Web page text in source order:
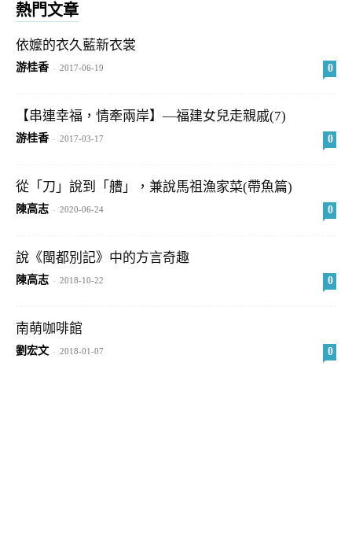
熱門文章
依嬤的衣久藍新衣裳
游桂香 - 2017-06-19 0
【串連幸福，情牽兩岸】—福建女兒走親戚(7)
游桂香 - 2017-03-17 0
從「刀」說到「艚」，兼說馬祖漁家菜(帶魚篇)
陳高志 - 2020-06-24 0
說《閩都別記》中的方言奇趣
陳高志 - 2018-10-22 0
南萌咖啡館
劉宏文 - 2018-01-07 0